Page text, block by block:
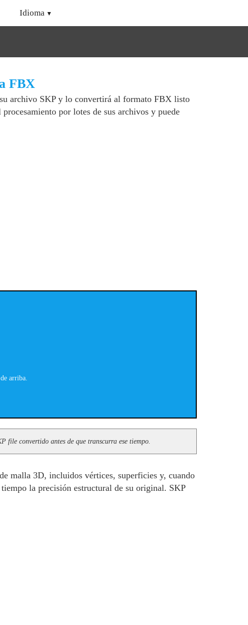
Idioma
FBX
archivo SKP y lo convertirá al formato FBX listo
por lotes de sus archivos y puede
arriba.
file convertido antes de que transcurra ese tiempo.
malla 3D, incluidos vértices, superficies y, cuando
la precisión estructural de su original. SKP